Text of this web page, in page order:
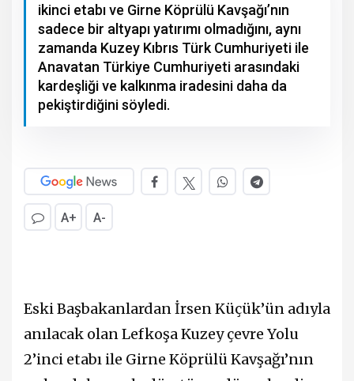
ikinci etabı ve Girne Köprülü Kavşağı’nın
sadece bir altyapı yatırımı olmadığını, aynı
zamanda Kuzey Kıbrıs Türk Cumhuriyeti ile
Anavatan Türkiye Cumhuriyeti arasındaki
kardeşliği ve kalkınma iradesini daha da
pekiştirdiğini söyledi.
A+ A-
Eski Başbakanlardan İrsen Küçük’ün adıyla
anılacak olan Lefkoşa Kuzey çevre Yolu
2’inci etabı ile Girne Köprülü Kavşağı’nın